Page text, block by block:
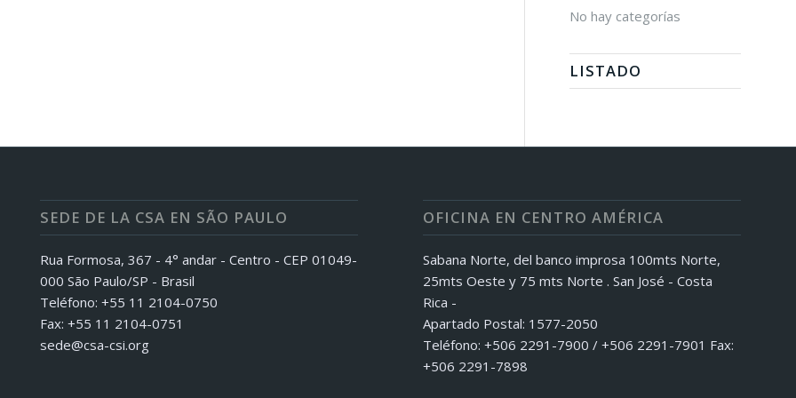
No hay categorías
LISTADO
SEDE DE LA CSA EN SÃO PAULO
Rua Formosa, 367 - 4° andar - Centro - CEP 01049-
000 São Paulo/SP - Brasil
Teléfono: +55 11 2104-0750
Fax: +55 11 2104-0751
sede@csa-csi.org
OFICINA EN CENTRO AMÉRICA
Sabana Norte, del banco improsa 100mts Norte,
25mts Oeste y 75 mts Norte . San José - Costa
Rica -
Apartado Postal: 1577-2050
Teléfono: +506 2291-7900 / +506 2291-7901 Fax:
+506 2291-7898